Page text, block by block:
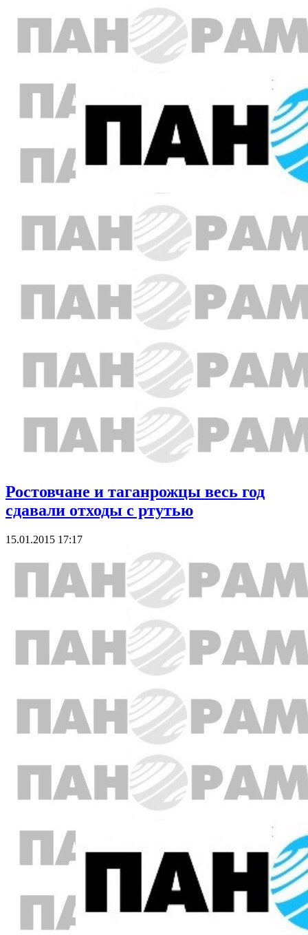
Ростовчане и таганрожцы весь год
сдавали отходы с ртутью
15.01.2015 17:17